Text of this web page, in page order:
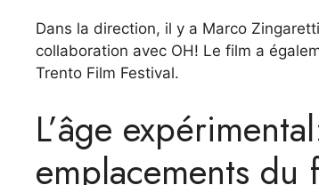
Dans la direction, il y a Marco
collaboration avec OH! Le film a
Trento Film Festival.
L’âge
emplacements du